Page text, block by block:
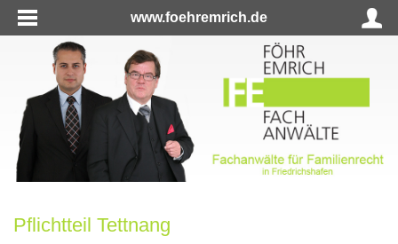
www.foehremrich.de
Pflichtteil Tettnang